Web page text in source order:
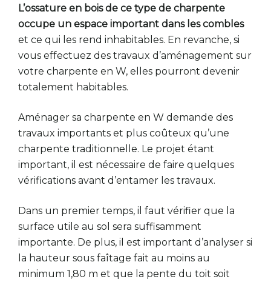
L’ossature en bois de ce type de charpente
occupe un espace important dans les combles
et ce qui les rend inhabitables. En revanche, si
vous effectuez des travaux d’aménagement sur
votre charpente en W, elles pourront devenir
totalement habitables.
Aménager sa charpente en W demande des
travaux importants et plus coûteux qu’une
charpente traditionnelle. Le projet étant
important, il est nécessaire de faire quelques
vérifications avant d’entamer les travaux.
Dans un premier temps, il faut vérifier que la
surface utile au sol sera suffisamment
importante. De plus, il est important d’analyser si
la hauteur sous faîtage fait au moins au
minimum 1,80 m et que la pente du toit soit